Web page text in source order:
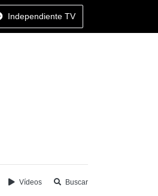
Independiente TV
Vídeos Buscar